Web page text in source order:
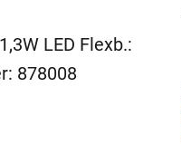
LED Flexb.:
878008